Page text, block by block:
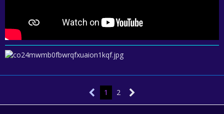
1 2